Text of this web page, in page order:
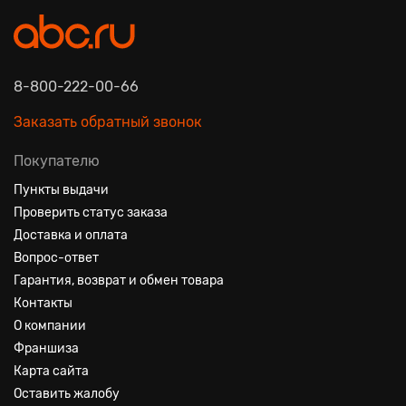
8-800-222-00-66
Заказать обратный звонок
Покупателю
Пункты выдачи
Проверить статус заказа
Доставка и оплата
Вопрос-ответ
Гарантия, возврат и обмен товара
Контакты
О компании
Франшиза
Карта сайта
Оставить жалобу